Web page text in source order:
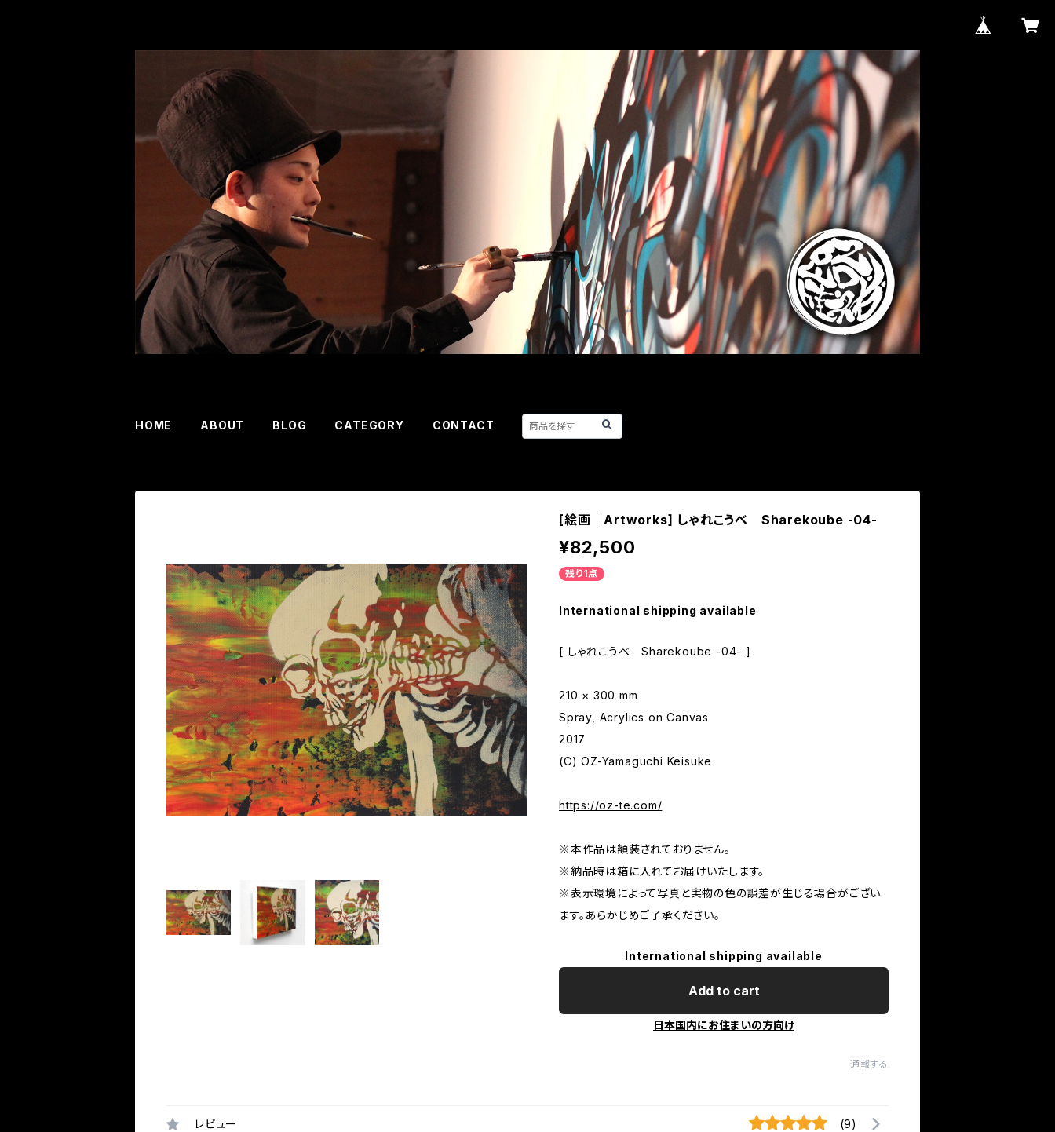
HOME ABOUT BLOG CATEGORY CONTACT
[絵画｜Artworks] しゃれこうべ Sharekoube -04-
¥82,500
残り1点
International shipping available
[ しゃれこうべ Sharekoube -04- ]
210 × 300 mm
Spray, Acrylics on Canvas
2017
(C) OZ-Yamaguchi Keisuke
https://oz-te.com/
※本作品は額装されておりません。
※納品時は箱に入れてお届けいたします。
※表示環境によって写真と実物の色の誤差が生じる場合がござい
ます。あらかじめご了承ください。
International shipping available
Add to cart
日本国内にお住まいの方向け
通報する
レビュー (9)